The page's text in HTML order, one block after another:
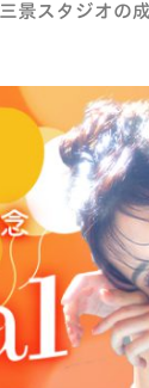
三景スタジオの